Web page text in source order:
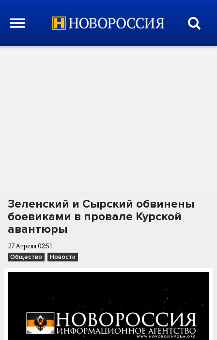
Зеленский и Сырский обвинены
боевиками в провале Курской
авантюры
27 Апреля 02:51
Общество Новости